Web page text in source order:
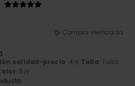
Compra verificada
calidad-precio: 4/5 Talla: Talla
: 5 /5